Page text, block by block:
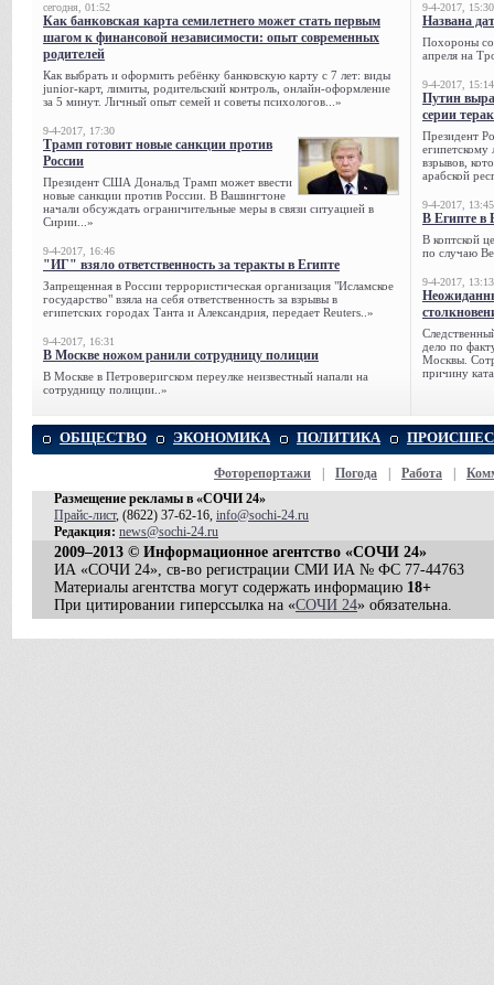
сегодня, 01:52
Как банковская карта семилетнего может стать первым
шагом к финансовой независимости: опыт современных
родителей
Как выбрать и оформить ребёнку банковскую карту с 7 лет: виды
junior-карт, лимиты, родительский контроль, онлайн-оформление
за 5 минут. Личный опыт семей и советы психологов...»
9-4-2017, 17:30
Трамп готовит новые санкции против
России
Президент США Дональд Трамп может ввести
новые санкции против России. В Вашингтоне
начали обсуждать ограничительные меры в связи ситуацией в
Сирии...»
9-4-2017, 16:46
"ИГ" взяло ответственность за теракты в Египте
Запрещенная в России террористическая организация "Исламское
государство" взяла на себя ответственность за взрывы в
египетских городах Танта и Александрия, передает Reuters..»
9-4-2017, 16:31
В Москве ножом ранили сотрудницу полиции
В Москве в Петроверигском переулке неизвестный напали на
сотрудницу полиции..»
9-4-2017, 15:30
Названа
Похороны
апреля на
9-4-2017, 15:14
Путин
серии
Президент
египетскому
взрывов,
арабской
9-4-2017, 13:45
В Египте в
В коптской
по случаю
9-4-2017, 13:13
дело по
Москвы.
причину
ОБЩЕСТВО ЭКОНОМИКА ПОЛИТИКА
Фоторепортажи Погода Работа
Размещение рекламы в «СОЧИ 24»
Прайс-лист, (8622) 37-62-16, info@sochi-24.ru
Редакция: news@sochi-24.ru
2009–2013 © Информационное агентство «СОЧИ 24»
ИА «СОЧИ 24», св-во регистрации СМИ ИА № ФС 77-44763
Материалы агентства могут содержать информацию 18+
При цитировании гиперссылка на «СОЧИ 24» обязательна.